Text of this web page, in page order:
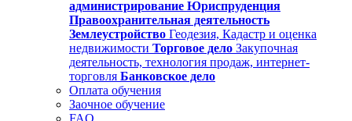
администрирование Юриспруденция
Правоохранительная деятельность
Землеустройство Геодезия, Кадастр и оценка
недвижимости Торговое дело Закупочная
деятельность, технология продаж, интернет-
торговля Банковское дело
Оплата обучения
Заочное обучение
FAQ